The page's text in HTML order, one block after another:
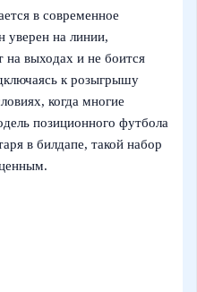
в современное
уверен на линии,
на выходах и не боится
к розыгрышу
когда многие
позиционного футбола
в билдапе, такой набор